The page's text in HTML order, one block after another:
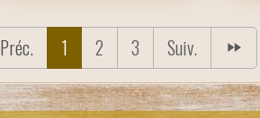
Préc. 1 2 3 Suiv.